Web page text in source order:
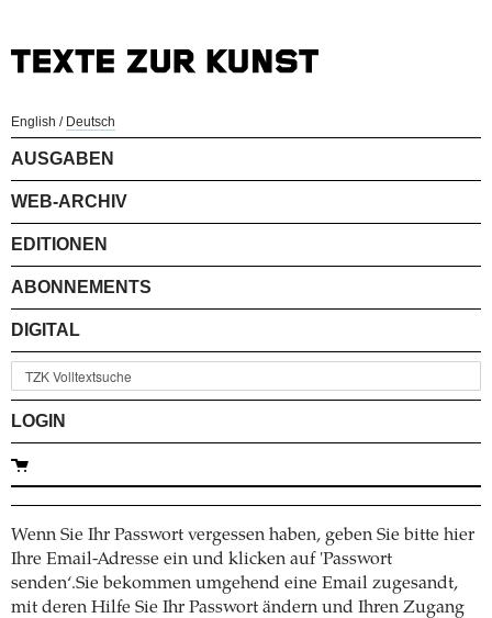
English / Deutsch
AUSGABEN
WEB-ARCHIV
EDITIONEN
ABONNEMENTS
DIGITAL
LOGIN
Wenn Sie Ihr Passwort vergessen haben, geben Sie bitte hier
Ihre Email-Adresse ein und klicken auf 'Passwort
senden‘.Sie bekommen umgehend eine Email zugesandt,
mit deren Hilfe Sie Ihr Passwort ändern und Ihren Zugang